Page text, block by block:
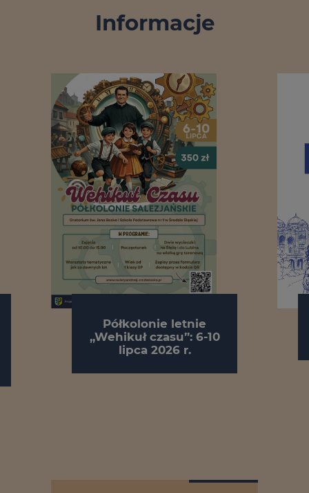
Informacje
Półkolonie letnie
„Wehikuł czasu”: 6-10
lipca 2026 r.